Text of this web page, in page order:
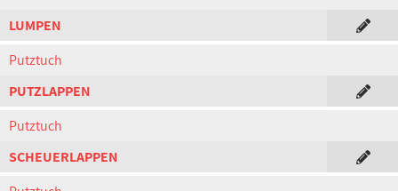
LUMPEN
Putztuch
PUTZLAPPEN
Putztuch
SCHEUERLAPPEN